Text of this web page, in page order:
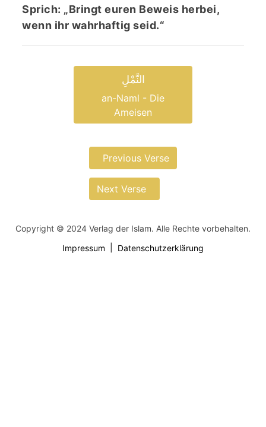
Sprich: „Bringt euren Beweis herbei,
wenn ihr wahrhaftig seid.“
النَّمْلِ
an-Naml - Die
Ameisen
Previous Verse
Next Verse
Copyright © 2024 Verlag der Islam. Alle Rechte vorbehalten.
Impressum
Datenschutzerklärung